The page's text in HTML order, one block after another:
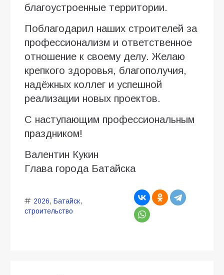
благоустроенные территории.
Поблагодарил наших строителей за
профессионализм и ответственное
отношение к своему делу. Желаю
крепкого здоровья, благополучия,
надёжных коллег и успешной
реализации новых проектов.
С наступающим профессиональным
праздником!
Валентин Кукин
Глава города Батайска
2026, Батайск,
строительство